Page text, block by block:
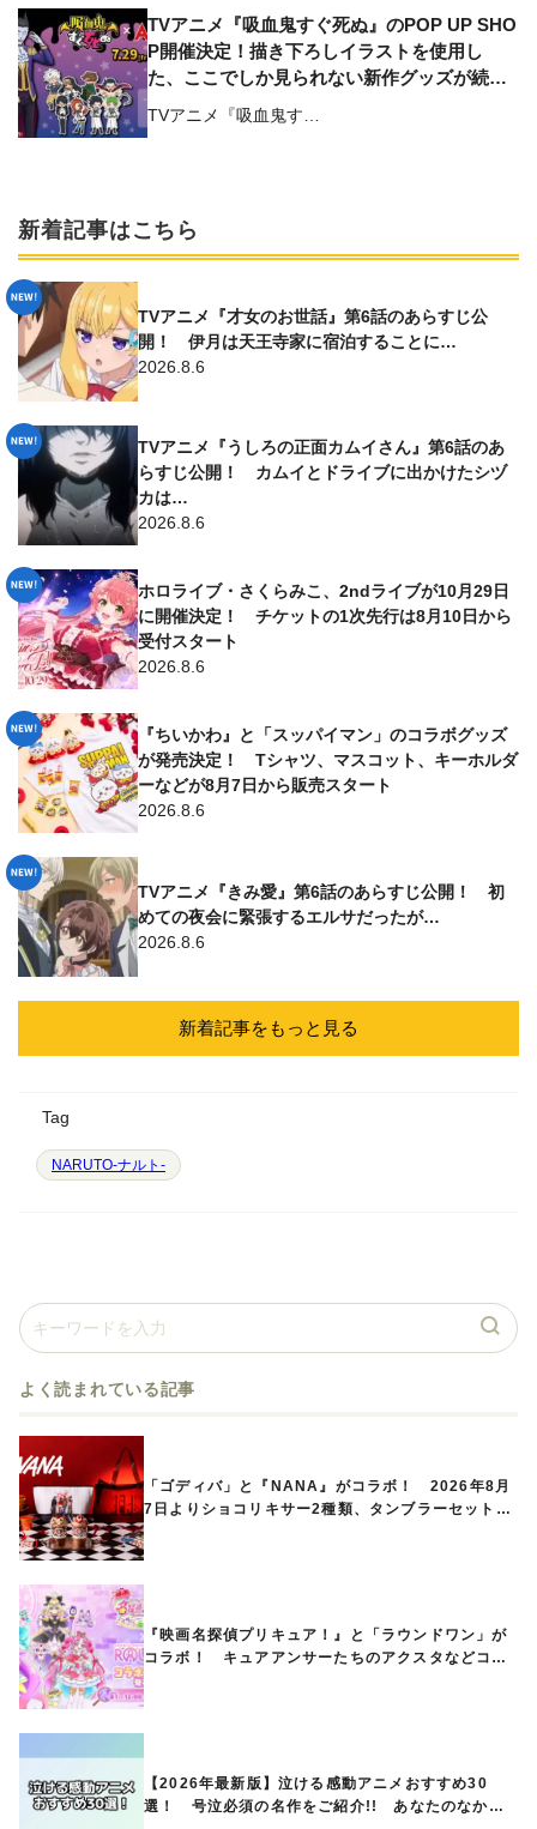
TVアニメ『吸血鬼すぐ死ぬ』のPOP UP SHO
P開催決定！描き下ろしイラストを使用し
た、ここでしか見られない新作グッズが続々
TVアニメ『吸血鬼す…
新着記事はこちら
TVアニメ『才女のお世話』第6話のあらすじ公
開！ 伊月は天王寺家に宿泊することに…
2026.8.6
TVアニメ『うしろの正面カムイさん』第6話のあ
らすじ公開！ カムイとドライブに出かけたシヅ
カは…
2026.8.6
ホロライブ・さくらみこ、2ndライブが10月29日
に開催決定！ チケットの1次先行は8月10日から
受付スタート
2026.8.6
『ちいかわ』と「スッパイマン」のコラボグッズ
が発売決定！ Tシャツ、マスコット、キーホルダ
ーなどが8月7日から販売スタート
2026.8.6
TVアニメ『きみ愛』第6話のあらすじ公開！ 初
めての夜会に緊張するエルサだったが…
2026.8.6
新着記事をもっと見る
Tag
NARUTO-ナルト-
よく読まれている記事
「ゴディバ」と『NANA』がコラボ！ 2026年8月
7日よりショコリキサー2種類、タンブラーセットな
『映画名探偵プリキュア！』と「ラウンドワン」が
コラボ！ キュアアンサーたちのアクスタなどコラ
【2026年最新版】泣ける感動アニメおすすめ30
選！ 号泣必須の名作をご紹介!! あなたのなかの